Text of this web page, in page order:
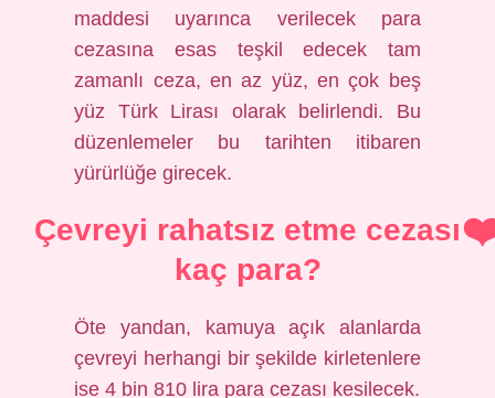
maddesi uyarınca verilecek para
cezasına esas teşkil edecek tam
zamanlı ceza, en az yüz, en çok beş
yüz Türk Lirası olarak belirlendi. Bu
düzenlemeler bu tarihten itibaren
yürürlüğe girecek.
Çevreyi rahatsız etme cezası
kaç para?
Öte yandan, kamuya açık alanlarda
çevreyi herhangi bir şekilde kirletenlere
ise 4 bin 810 lira para cezası kesilecek.